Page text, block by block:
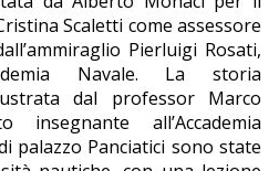
Scaletti come assessore
Pierluigi Rosati,
Navale. La storia
dal professor Marco
insegnante all’Accademia
palazzo Panciatici sono state